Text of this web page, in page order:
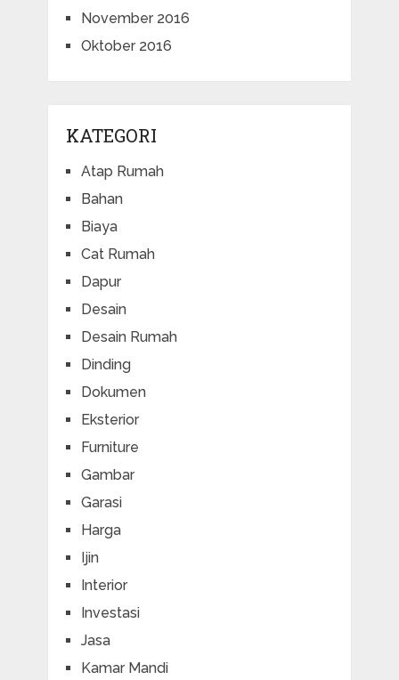
November 2016
Oktober 2016
KATEGORI
Atap Rumah
Bahan
Biaya
Cat Rumah
Dapur
Desain
Desain Rumah
Dinding
Dokumen
Eksterior
Furniture
Gambar
Garasi
Harga
Ijin
Interior
Investasi
Jasa
Kamar Mandi